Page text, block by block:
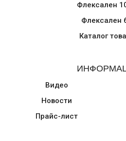
Флексален
Флексален
Каталог
Видео
Новости
Прайс-лист